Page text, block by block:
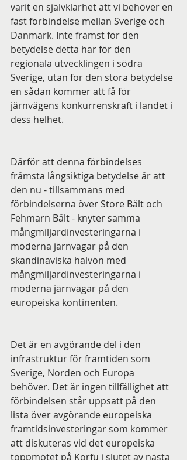
varit en självklarhet att vi behöver en
fast förbindelse mellan Sverige och
Danmark. Inte främst för den
betydelse detta har för den
regionala utvecklingen i södra
Sverige, utan för den stora betydelse
en sådan kommer att få för
järnvägens konkurrenskraft i landet i
dess helhet.
Därför att denna förbindelses
främsta långsiktiga betydelse är att
den nu - tillsammans med
förbindelserna över Store Bält och
Fehmarn Bält - knyter samma
mångmiljardinvesteringarna i
moderna järnvägar på den
skandinaviska halvön med
mångmiljardinvesteringarna i
moderna järnvägar på den
europeiska kontinenten.
Det är en avgörande del i den
infrastruktur för framtiden som
Sverige, Norden och Europa
behöver. Det är ingen tillfällighet att
förbindelsen står uppsatt på den
lista över avgörande europeiska
framtidsinvesteringar som kommer
att diskuteras vid det europeiska
toppmötet på Korfu i slutet av nästa